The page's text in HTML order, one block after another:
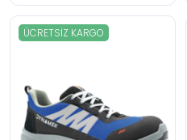
ÜCRETSIZ KARGO